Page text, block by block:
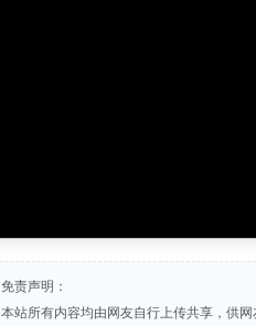
免责声明：
本站所有内容均由网友自行上传共享，供